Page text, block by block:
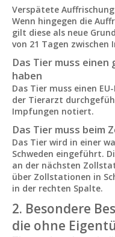
Verspätete
Wenn hingegen die
gilt diese als neue
von 21 Tagen
Das Tier muss
haben
Das Tier muss einen
der Tierarzt
Impfungen notiert.
Das Tier muss beim
Das Tier wird in einer
Schweden eingeführt.
an der nächsten
über Zollstationen in
in der rechten Spalte.
2. Besondere
die ohne